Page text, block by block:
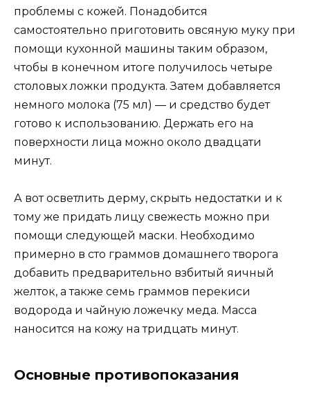
проблемы с кожей. Понадобится
самостоятельно приготовить овсяную муку при
помощи кухонной машины таким образом,
чтобы в конечном итоге получилось четыре
столовых ложки продукта. Затем добавляется
немного молока (75 мл) — и средство будет
готово к использованию. Держать его на
поверхности лица можно около двадцати
минут.
А вот осветлить дерму, скрыть недостатки и к
тому же придать лицу свежесть можно при
помощи следующей маски. Необходимо
примерно в сто граммов домашнего творога
добавить предварительно взбитый яичный
желток, а также семь граммов перекиси
водорода и чайную ложечку меда. Масса
наносится на кожу на тридцать минут.
Основные противопоказания